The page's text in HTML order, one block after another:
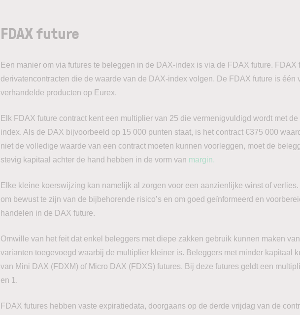
FDAX future
Een manier om via futures te beleggen in de DAX-index is via de FDAX future. FDAX
derivatencontracten die de waarde van de DAX-index volgen. De FDAX future is één
verhandelde producten op Eurex.
Elk FDAX future contract kent een multiplier van 25 die vermenigvuldigd wordt met
index. Als de DAX bijvoorbeeld op 15 000 punten staat, is het contract €375 000
niet de volledige waarde van een contract moeten kunnen voorleggen, moet de
stevig kapitaal achter de hand hebben in de vorm van margin.
Elke kleine koerswijzing kan namelijk al zorgen voor een aanzienlijke winst of verlies.
om bewust te zijn van de bijbehorende risico’s en om goed geïnformeerd en
handelen in de DAX future.
Omwille van het feit dat enkel beleggers met diepe zakken gebruik kunnen maken
varianten toegevoegd waarbij de multiplier kleiner is. Beleggers met minder kapitaal
van Mini DAX (FDXM) of Micro DAX (FDXS) futures. Bij deze futures geldt een
en 1.
FDAX futures hebben vaste expiratiedata, doorgaans op de derde vrijdag van de